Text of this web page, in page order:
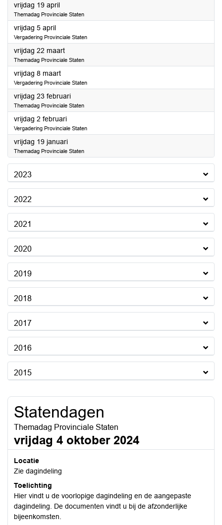
vrijdag 19 april2024
Themadag Provinciale Staten
vrijdag 5 april2024
Vergadering Provinciale Staten
vrijdag 22 maart2024
Themadag Provinciale Staten
vrijdag 8 maart2024
Vergadering Provinciale Staten
vrijdag 23 februari2024
Themadag Provinciale Staten
vrijdag 2 februari2024
Vergadering Provinciale Staten
vrijdag 19 januari2024
Themadag Provinciale Staten
2023
2022
2021
2020
2019
2018
2017
2016
2015
Statendagen
Themadag Provinciale Staten
vrijdag 4 oktober 2024
Locatie
Zie dagindeling
Toelichting
Hier vindt u de voorlopige dagindeling en de aangepaste
dagindeling. De documenten vindt u bij de afzonderlijke
bijeenkomsten.